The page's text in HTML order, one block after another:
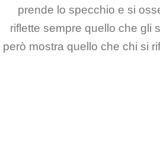
prende lo specchio e si
riflette sempre quello che gli
però mostra quello che chi si